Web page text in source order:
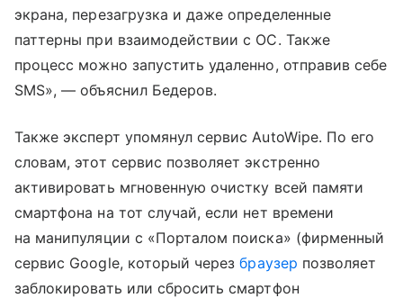
экрана, перезагрузка и даже определенные
паттерны при взаимодействии с ОС. Также
процесс можно запустить удаленно, отправив себе
SMS», — объяснил Бедеров.
Также эксперт упомянул сервис AutoWipe. По его
словам, этот сервис позволяет экстренно
активировать мгновенную очистку всей памяти
смартфона на тот случай, если нет времени
на манипуляции с «Порталом поиска» (фирменный
сервис Google, который черезбраузер позволяет
заблокировать или сбросить смартфон